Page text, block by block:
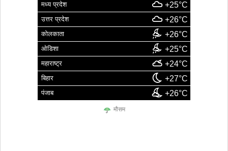
मध्य प्रदेश +25°C
उत्तर प्रदेश +26°C
कोलकाता +26°C
ओडिशा +25°C
महाराष्ट्र +24°C
बिहार +27°C
पंजाब +26°C
मौसम